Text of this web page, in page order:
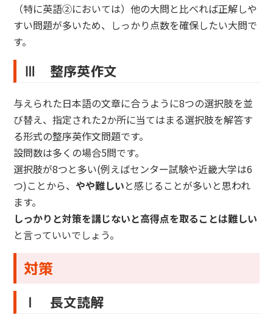
（特に英語②においては）他の大問と比べれば正解しや
すい問題が多いため、しっかり点数を確保したい大問で
す。
Ⅲ 整序英作文
与えられた日本語の文章に合うように8つの選択肢を並
び替え、指定された2か所に当てはまる選択肢を解答す
る形式の整序英作文問題です。
設問数は多くの場合5問です。
選択肢が8つと多い(例えばセンター試験や近畿大学は6
つ)ことから、 やや難しいと感じることが多いと思われ
ます。
しっかりと対策を講じないと高得点を取ることは難しい
と言っていいでしょう。
対策
Ⅰ 長文読解